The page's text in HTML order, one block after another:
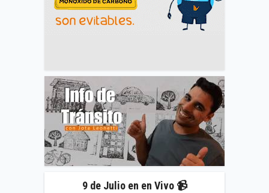
9 de Julio en en Vivo 📹